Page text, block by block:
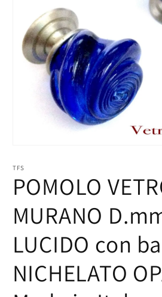
multimediali
finestra
TFS
POMOLO
MURANO
LUCIDO con
NICHELATO